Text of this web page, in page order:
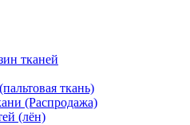
тканей
ткань)
(Распродажа)
(лён)